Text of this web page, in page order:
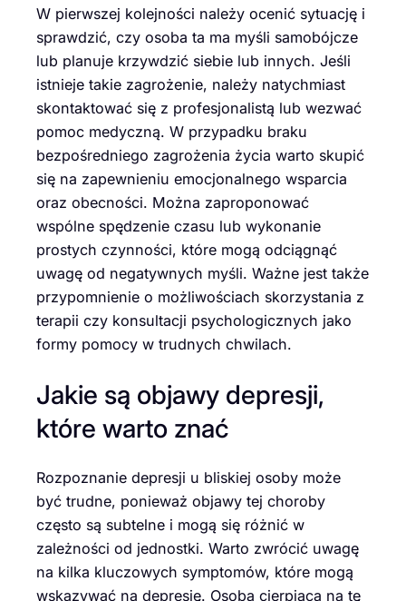
W pierwszej kolejności należy ocenić sytuację i
sprawdzić, czy osoba ta ma myśli samobójcze
lub planuje krzywdzić siebie lub innych. Jeśli
istnieje takie zagrożenie, należy natychmiast
skontaktować się z profesjonalistą lub wezwać
pomoc medyczną. W przypadku braku
bezpośredniego zagrożenia życia warto skupić
się na zapewnieniu emocjonalnego wsparcia
oraz obecności. Można zaproponować
wspólne spędzenie czasu lub wykonanie
prostych czynności, które mogą odciągnąć
uwagę od negatywnych myśli. Ważne jest także
przypomnienie o możliwościach skorzystania z
terapii czy konsultacji psychologicznych jako
formy pomocy w trudnych chwilach.
Jakie są objawy depresji,
które warto znać
Rozpoznanie depresji u bliskiej osoby może
być trudne, ponieważ objawy tej choroby
często są subtelne i mogą się różnić w
zależności od jednostki. Warto zwrócić uwagę
na kilka kluczowych symptomów, które mogą
wskazywać na depresję. Osoba cierpiąca na tę